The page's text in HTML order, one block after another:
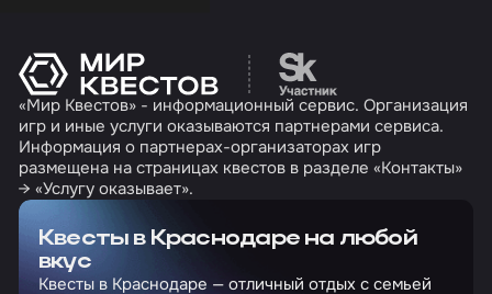
Перейти на сайт
«Мир Квестов» - информационный сервис. Организация
игр и иные услуги оказываются партнерами сервиса.
Информация о партнерах-организаторах игр
размещена на страницах квестов в разделе «Контакты»
→ «Услугу оказывает».
Квесты в Краснодаре на любой
вкус
Квесты в Краснодаре — отличный отдых с семьей